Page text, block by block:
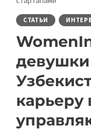
СТАТЬИ
девушки
карьеру